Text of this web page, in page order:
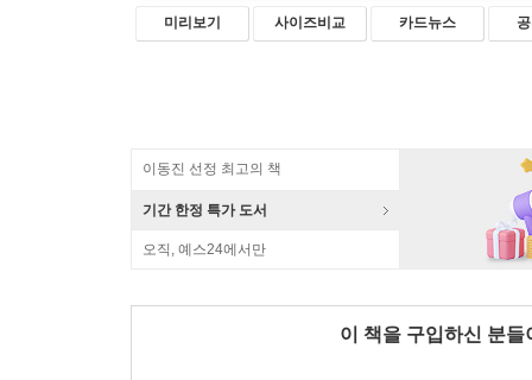
미리보기 사이즈비교 카드뉴스
이동진 선정 최고의 책
기간 한정 특가 도서
오직, 예스24에서만
이 책을 구입하신 분